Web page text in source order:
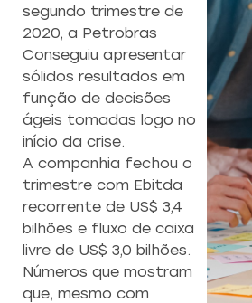
segundo trimestre de
2020, a Petrobras
Conseguiu apresentar
sólidos resultados em
função de decisões
ágeis tomadas logo no
início da crise.
A companhia fechou o
trimestre com Ebitda
recorrente de US$ 3,4
bilhões e fluxo de caixa
livre de US$ 3,0 bilhões.
Números que mostram
que, mesmo com